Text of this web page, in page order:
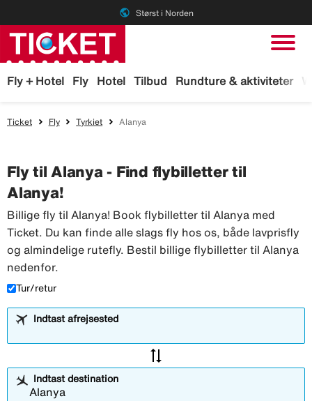
public Størst i Norden
Fly + Hotel Fly Hotel Tilbud Rundture & aktiviteter
Ticket Fly Tyrkiet Alanya
Fly til Alanya - Find flybilletter til
Alanya!
Billige fly til Alanya! Book flybilletter til Alanya med
Ticket. Du kan finde alle slags fly hos os, både lavprisfly
og almindelige rutefly. Bestil billige flybilletter til Alanya
nedenfor.
Tur/retur
Indtast afrejsested
sync_alt
Indtast destination